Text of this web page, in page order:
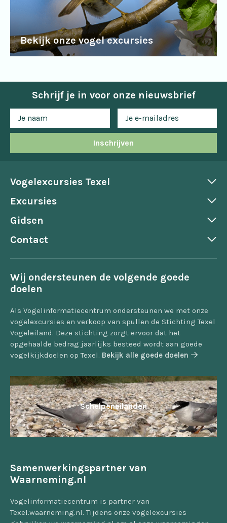
Bekijk onze vogel excursies
Schrijf je in voor onze nieuwsbrief
Inschrijven
Vogelexcursies Texel
Excursies
Gidsen
Contact
Wij ondersteunen de volgende goede
doelen
Als Vogelinformatiecentrum ondersteunen we met onze
vogelexcursies en verkoop van spullen de Stichting Texel
Vogeleiland. Deze stichting zorgt ervoor dat het
opgehaalde bedrag jaarlijks besteed wordt aan goede
vogelkijkdoelen op Texel. Bekijk alle goede doelen
Schelpeneilanden
Samenwerkingspartner van
Waarneming.nl
Vogelinformatiecentrum is partner van
Texel.waarneming.nl. Tijdens onze vogelexcursies